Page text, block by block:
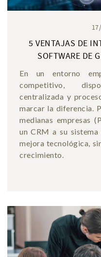
5 VENTAJAS DE
SOFTWARE DE
En un entorno
competitivo,
centralizada y
marcar la diferencia.
medianas empresas
un CRM a su
mejora tecnológica,
crecimiento.